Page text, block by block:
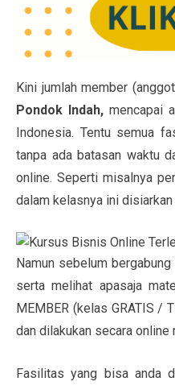
Kini jumlah member
Pondok Indah, mencapai
Indonesia. Tentu semua
tanpa ada batasan waktu
online. Seperti misalnya
dalam kelasnya ini
Namun sebelum
serta melihat apasaja
MEMBER (kelas GRATIS /
dan dilakukan secara online
Fasilitas yang bisa anda